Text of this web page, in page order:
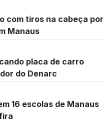
com tiros na cabeça por
Manaus
placa de carro
do Denarc
16 escolas de Manaus